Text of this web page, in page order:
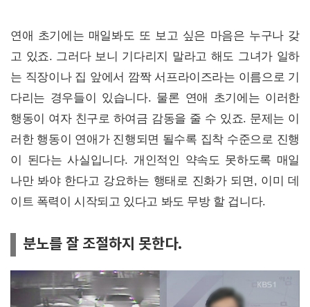
연애 초기에는 매일봐도 또 보고 싶은 마음은 누구나 갖
고 있죠. 그러다 보니 기다리지 말라고 해도 그녀가 일하
는 직장이나 집 앞에서 깜짝 서프라이즈라는 이름으로 기
다리는 경우들이 있습니다. 물론 연애 초기에는 이러한
행동이 여자 친구로 하여금 감동을 줄 수 있죠. 문제는 이
러한 행동이 연애가 진행되면 될수록 집착 수준으로 진행
이 된다는 사실입니다. 개인적인 약속도 못하도록 매일
나만 봐야 한다고 강요하는 행태로 진화가 되면, 이미 데
이트 폭력이 시작되고 있다고 봐도 무방 할 겁니다.
분노를 잘 조절하지 못한다.